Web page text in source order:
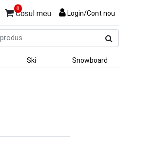
0
Cosul meu Login/Cont nou
produs
Ski Snowboard